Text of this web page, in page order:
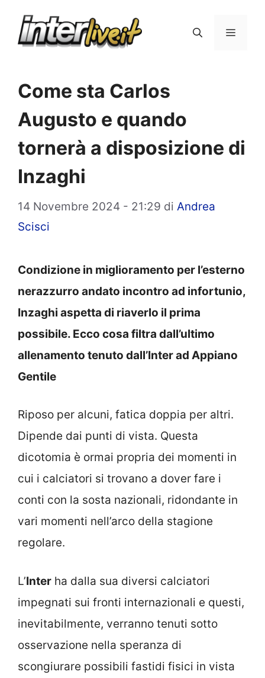
Menu
Come sta Carlos
Augusto e quando
tornerà a disposizione di
Inzaghi
14 Novembre 2024 - 21:29 di Andrea
Scisci
Condizione in miglioramento per l’esterno
nerazzurro andato incontro ad infortunio,
Inzaghi aspetta di riaverlo il prima
possibile. Ecco cosa filtra dall’ultimo
allenamento tenuto dall’Inter ad Appiano
Gentile
Riposo per alcuni, fatica doppia per altri.
Dipende dai punti di vista. Questa
dicotomia è ormai propria dei momenti in
cui i calciatori si trovano a dover fare i
conti con la sosta nazionali, ridondante in
vari momenti nell’arco della stagione
regolare.
L’Inter ha dalla sua diversi calciatori
impegnati sui fronti internazionali e questi,
inevitabilmente, verranno tenuti sotto
osservazione nella speranza di
scongiurare possibili fastidi fisici in vista